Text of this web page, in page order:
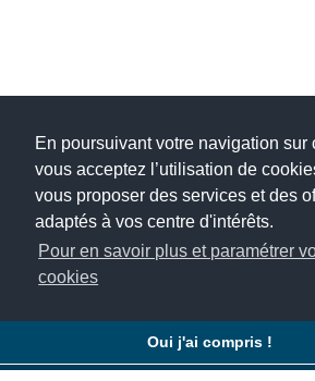
En poursuivant votre navigation sur
vous acceptez l’utilisation de
vous proposer des services et des
adaptés à vos centre d'intérêts.
Pour en savoir plus et paramétrer
cookies
Oui j'ai compris !